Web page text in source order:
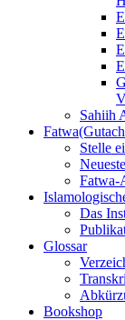
Sahiih
Stelle
Fatwa-
Das
Glossar
Bookshop